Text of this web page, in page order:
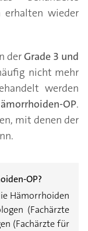
erhalten wieder
derGrade 3 und
nicht mehr
werden
OP.
mit denen der
OP?
Hämorrhoiden
(Fachärzte
(Fachärzte für